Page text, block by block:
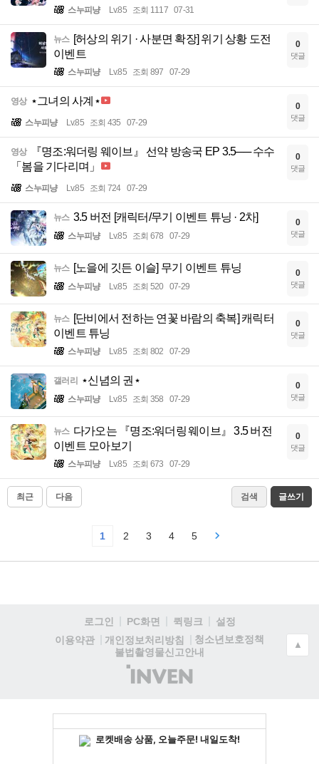
스누피냥 Lv.85 조회 1117 07-31
뉴스 [허상의 위기 · 사분면 확장] 위기 상황 도전
이벤트
스누피냥 Lv.85 조회 897 07-29
0
댓글
영상 ⋆그녀의 사계⋆
스누피냥 Lv.85 조회 435 07-29
0
댓글
영상
『명조:워더링 웨이브』 선약 방송국 EP 3.5── 수수
「봄을 기다리며」
스누피냥 Lv.85 조회 724 07-29
0
댓글
뉴스 3.5 버전 [캐릭터/무기 이벤트 튜닝 · 2차]
스누피냥 Lv.85 조회 678 07-29
0
댓글
뉴스 [노을에 깃든 이슬] 무기 이벤트 튜닝
스누피냥 Lv.85 조회 520 07-29
0
댓글
뉴스 [단비에서 전하는 연꽃 바람의 축복] 캐릭터
이벤트 튜닝
스누피냥 Lv.85 조회 802 07-29
0
댓글
갤러리 ⋆신념의 권⋆
스누피냥 Lv.85 조회 358 07-29
0
댓글
뉴스 다가오는 『명조:워더링 웨이브』 3.5 버전
이벤트 모아보기
스누피냥 Lv.85 조회 673 07-29
0
댓글
최근 다음 검색 글쓰기
1 2 3 4 5
로그인 PC화면 퀵링크
설정
이용약관
개인정보처리방침
청소년보호정책
불법촬영물신고안내
(주)
인
▲